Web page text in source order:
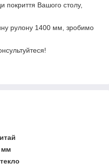
покриття Вашого столу,
рулону 1400 мм, зробимо
мм